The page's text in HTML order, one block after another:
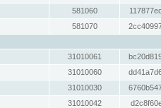
581060
581070
31010061
31010060
31010030
31010042